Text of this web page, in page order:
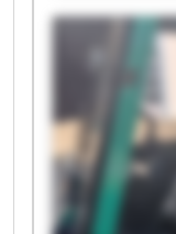
Adolf GmbH
GmbH
Herzog Adolf
GmbH Herzog